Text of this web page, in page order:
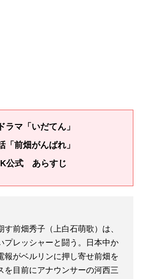
ラマ「いだてん」
「前畑がんばれ」
公式 あらすじ
前畑秀子（上白石萌歌）は、
プレッシャーと闘う。日本中か
報がベルリンに押し寄せ前畑を
を目前にアナウンサーの河西三